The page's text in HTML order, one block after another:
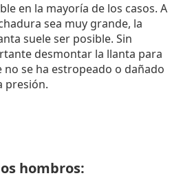
en la mayoría de los casos. A
sea muy grande, la
suele ser posible. Sin
desmontar la llanta para
no se ha estropeado o dañado
presión.
hombros: